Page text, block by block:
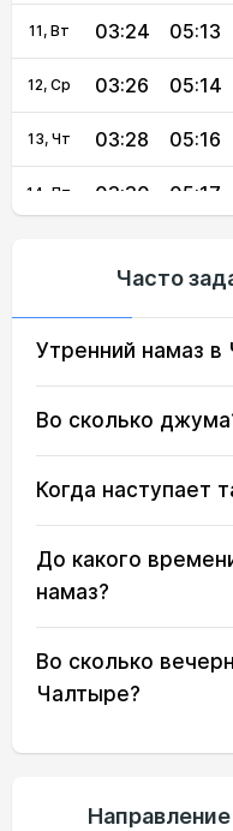
11, Вт 03:24 05:13
12, Ср 03:26 05:14
13, Чт 03:28 05:16
14, Пт 03:30 05:17
17, Пн 03:36 05:21
18, Вт 03:38 05:22
03:40 05:24
21, Пт 03:43 05:26
22, Сб 03:45 05:28
03:47 05:29
Часто
Утренний намаз в
Во сколько
Когда наступает
До какого
намаз?
Во сколько
Чалтыре?